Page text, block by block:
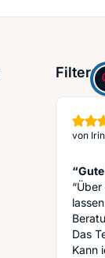
Filter:
von
Das
Kann